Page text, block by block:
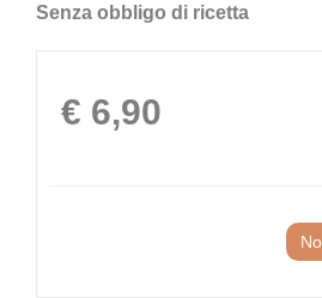
Senza obbligo di ricetta
Prezzo
€ 6,90